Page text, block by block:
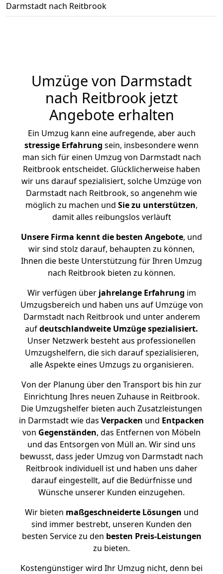
Darmstadt nach Reitbrook
Umzüge von Darmstadt
nach Reitbrook jetzt
Angebote erhalten
Ein Umzug kann eine aufregende, aber auch
stressige Erfahrung sein, insbesondere wenn
man sich für einen Umzug von Darmstadt nach
Reitbrook entscheidet. Glücklicherweise haben
wir uns darauf spezialisiert, solche Umzüge von
Darmstadt nach Reitbrook, so angenehm wie
möglich zu machen und Sie zu unterstützen,
damit alles reibungslos verläuft
Unsere Firma kennt die besten Angebote, und
wir sind stolz darauf, behaupten zu können,
Ihnen die beste Unterstützung für Ihren Umzug
nach Reitbrook bieten zu können.
Wir verfügen überjahrelange Erfahrung im
Umzugsbereich und haben uns auf Umzüge von
Darmstadt nach Reitbrook und unter anderem
aufdeutschlandweite Umzüge spezialisiert.
Unser Netzwerk besteht aus professionellen
Umzugshelfern, die sich darauf spezialisieren,
alle Aspekte eines Umzugs zu organisieren.
Von der Planung über den Transport bis hin zur
Einrichtung Ihres neuen Zuhause in Reitbrook.
Die Umzugshelfer bieten auch Zusatzleistungen
in Darmstadt wie das Verpacken und Entpacken
von Gegenständen, das Entfernen von Möbeln
und das Entsorgen von Müll an. Wir sind uns
bewusst, dass jeder Umzug von Darmstadt nach
Reitbrook individuell ist und haben uns daher
darauf eingestellt, auf die Bedürfnisse und
Wünsche unserer Kunden einzugehen.
Wir bieten maßgeschneiderte Lösungen und
sind immer bestrebt, unseren Kunden den
besten Service zu den besten Preis-Leistungen
zu bieten.
Kostengünstiger wird Ihr Umzug nicht, denn bei